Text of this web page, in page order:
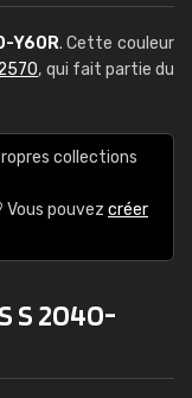
Y60R. Cette couleur
, qui fait partie du
collections
pouvez créer
S 2040-